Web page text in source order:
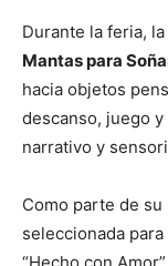
Durante la feria,
Mantas para
hacia objetos
descanso, juego
narrativo y
Como parte de
seleccionada